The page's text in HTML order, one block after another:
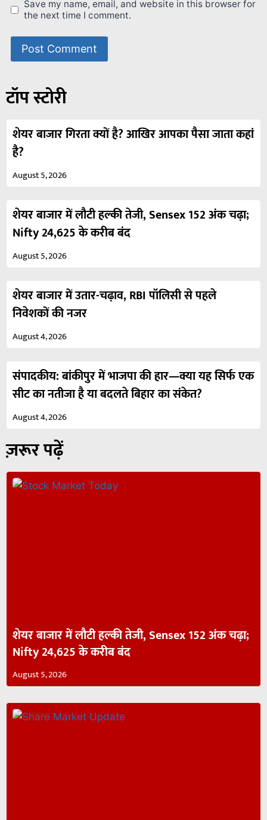
Save my name, email, and website in this browser for
the next time I comment.
टॉप स्टोरी
शेयर बाजार गिरता क्यों है? आखिर आपका पैसा जाता कहां
है?
August 5, 2026
शेयर बाजार में लौटी हल्की तेजी, Sensex 152 अंक चढ़ा;
Nifty 24,625 के करीब बंद
August 5, 2026
शेयर बाजार में उतार-चढ़ाव, RBI पॉलिसी से पहले
निवेशकों की नजर
August 4, 2026
संपादकीय: बांकीपुर में भाजपा की हार—क्या यह सिर्फ एक
सीट का नतीजा है या बदलते बिहार का संकेत?
August 4, 2026
ज़रूर पढ़ें
शेयर बाजार में लौटी हल्की तेजी, Sensex 152 अंक चढ़ा;
Nifty 24,625 के करीब बंद
August 5, 2026